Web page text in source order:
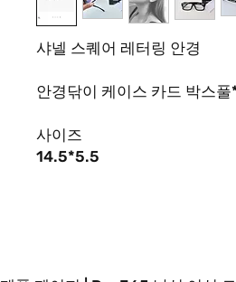
샤넬 스퀘어 레터링 안경
안경닦이 케이스 카드 박스풀
사이즈
14.5*5.5